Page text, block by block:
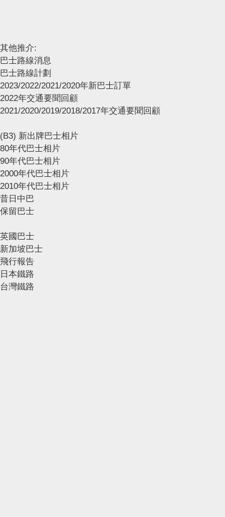
其他推介:
巴士路線消息
巴士路線計劃
2023/2022/2021/2020年新巴士訂單
2022年交通要聞回顧
2021/2020/2019/2018/2017年交通要聞回顧
(B3) 新出牌巴士相片
80年代巴士相片
90年代巴士相片
2000年代巴士相片
2010年代巴士相片
昔日中巴
保留巴士
英國巴士
新加坡巴士
飛行報告
日本鐵路
台灣鐵路